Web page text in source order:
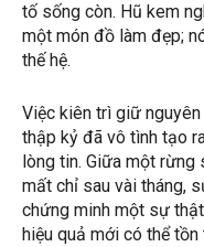
tố sống còn. Hũ kem
một món đồ làm đẹp;
thế hệ.
Việc kiên trì giữ
thập kỷ đã vô tình tạo
lòng tin. Giữa một
mất chỉ sau vài tháng,
chứng minh một sự
hiệu quả mới có thể